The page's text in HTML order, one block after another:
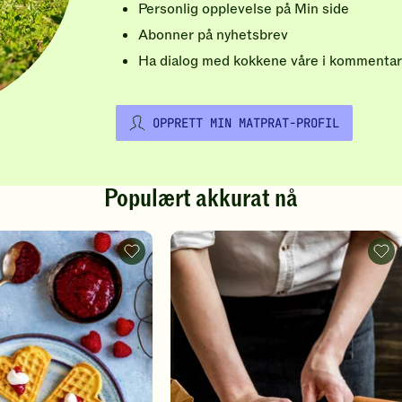
Personlig opplevelse på Min side
Abonner på nyhetsbrev
Ha dialog med kokkene våre i
OPPRETT MIN MATPRAT-PROFIL
Populært akkurat nå
Vafler
-
legg
til
favoritter
-
legg
til